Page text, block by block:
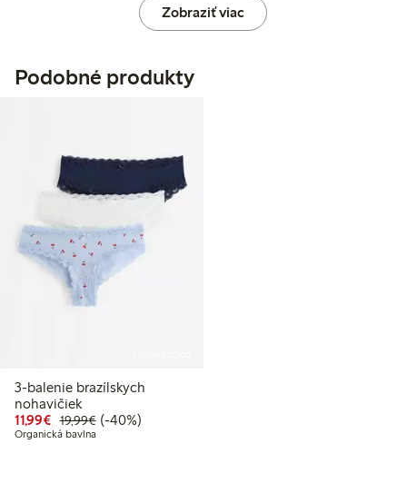
Zobraziť viac
Podobné produkty
3-balenie brazílskych
nohavičiek
11,99€ Zvýhodnená cena: 11,99 €
19,99€Bežná cena: 19,99 €
40% zľava
(-40%)
Organická bavlna